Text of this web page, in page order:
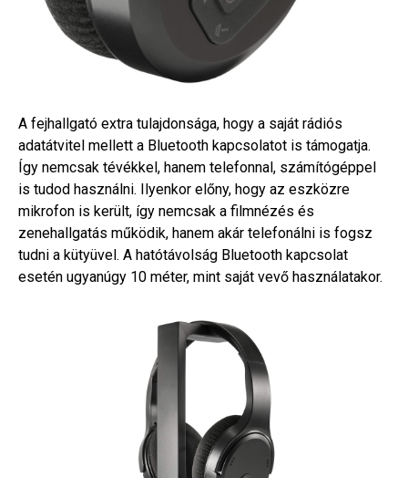
A fejhallgató extra tulajdonsága, hogy a saját rádiós
adatátvitel mellett a Bluetooth kapcsolatot is támogatja.
Így nemcsak tévékkel, hanem telefonnal, számítógéppel
is tudod használni. Ilyenkor előny, hogy az eszközre
mikrofon is került, így nemcsak a filmnézés és
zenehallgatás működik, hanem akár telefonálni is fogsz
tudni a kütyüvel. A hatótávolság Bluetooth kapcsolat
esetén ugyanúgy 10 méter, mint saját vevő használatakor.